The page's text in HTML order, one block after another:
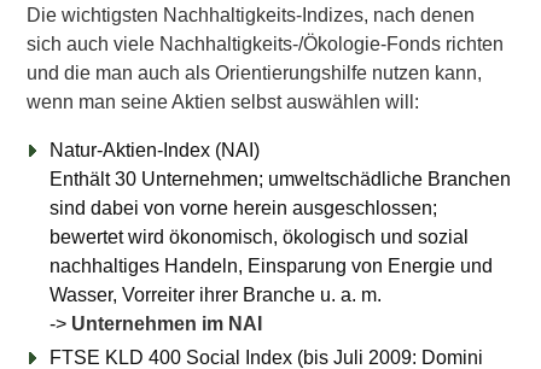
Die wichtigsten Nachhaltigkeits-Indizes, nach denen
sich auch viele Nachhaltigkeits-/Ökologie-Fonds richten
und die man auch als Orientierungshilfe nutzen kann,
wenn man seine Aktien selbst auswählen will:
Natur-Aktien-Index (NAI)
Enthält 30 Unternehmen; umweltschädliche Branchen
sind dabei von vorne herein ausgeschlossen;
bewertet wird ökonomisch, ökologisch und sozial
nachhaltiges Handeln, Einsparung von Energie und
Wasser, Vorreiter ihrer Branche u. a. m.
-> Unternehmen im NAI
FTSE KLD 400 Social Index (bis Juli 2009: Domini